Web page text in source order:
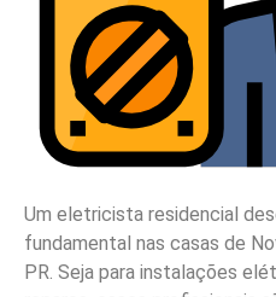
Um eletricista residencial
fundamental nas casas de
PR. Seja para instalações